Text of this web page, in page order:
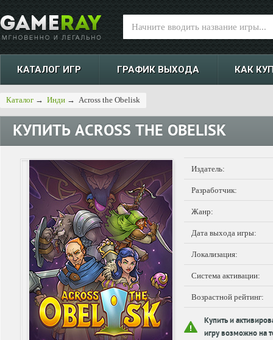
КАТАЛОГ ИГР ГРАФИК ВЫХОДА КАК
Каталог → Инди → Across the Obelisk
КУПИТЬ ACROSS THE OBELISK
Издатель:
Разработчик:
Жанр:
Дата выхода игры:
Локализация:
Система активации:
Возрастной рейтинг:
Купить и
игру возможно на